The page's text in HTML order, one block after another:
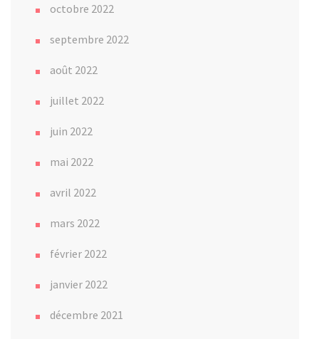
octobre 2022
septembre 2022
août 2022
juillet 2022
juin 2022
mai 2022
avril 2022
mars 2022
février 2022
janvier 2022
décembre 2021